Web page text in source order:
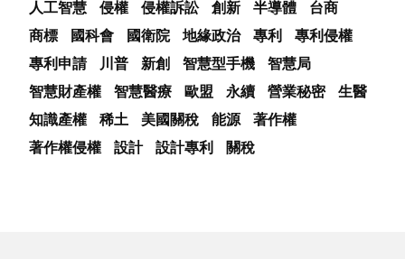
人工智慧
侵權 侵權訴訟 創新 半導體
台商
商標
國科會 國衛院 地緣政治 專利
專利侵權
專利申請
川普 新創 智慧型手機
智慧局
智慧財產權
智慧醫療 歐盟 永續 營業秘密
生醫
知識產權
稀土 美國關稅 能源
著作權
著作權侵權
設計 設計專利 關稅